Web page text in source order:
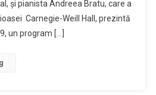
şi pianista Andreea Bratu, care a
Carnegie-Weill Hall, prezintă
un program […]